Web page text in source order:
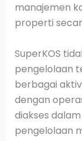
manajemen
properti
SuperKOS
pengelolaan
berbagai
dengan
diakses
pengelolaan